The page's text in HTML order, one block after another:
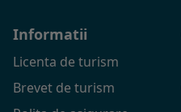
Informatii
Licenta de turism
Brevet de turism